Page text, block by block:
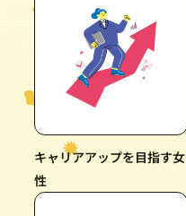
キャリアアップを目指す女
性